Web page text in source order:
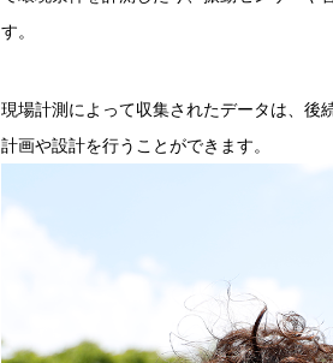
す。
現場計測によって収集されたデータは、後
計画や設計を行うことができます。